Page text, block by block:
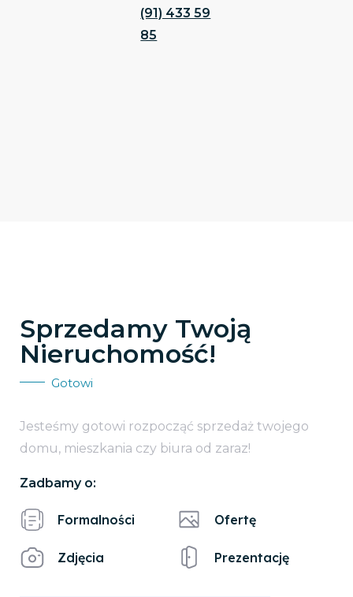
(91) 433 59
85
Sprzedamy Twoją
Nieruchomość!
Gotowi
Jesteśmy gotowi rozpocząć sprzedaż twojego
domu, mieszkania czy biura od zaraz!
Zadbamy o:
Formalności
Zdjęcia
Ofertę
Prezentację